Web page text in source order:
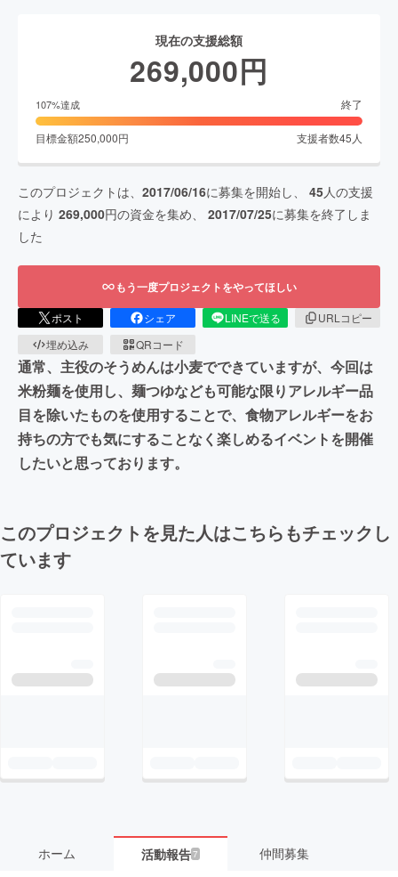
現在の支援総額
269,000円
107%達成 終了
目標金額250,000円 支援者数45 人
このプロジェクトは、 2017/06/16に募集を開始し、 45人の支援
により 269,000円の資金を集め、 2017/07/25に募集を終了しま
した
もう一度プロジェクトをやってほしい
ポスト シェア LINEで送る
URLコピー
埋め込み
QRコード
通常、主役のそうめんは小麦でできていますが、今回は
米粉麺を使用し、麺つゆなども可能な限りアレルギー品
目を除いたものを使用することで、食物アレルギーをお
持ちの方でも気にすることなく楽しめるイベントを開催
したいと思っております。
このプロジェクトを見た人はこちらもチェックし
ています
ホーム 活動報告7 仲間募集